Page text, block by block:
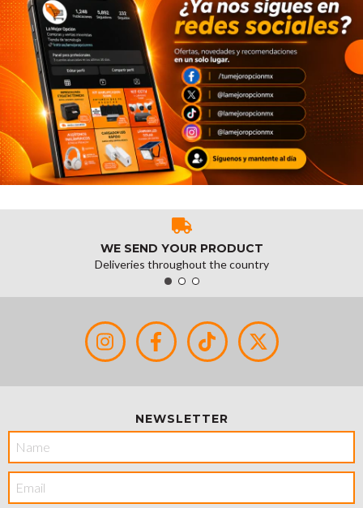
WE SEND YOUR PRODUCT
Deliveries throughout the country
NEWSLETTER